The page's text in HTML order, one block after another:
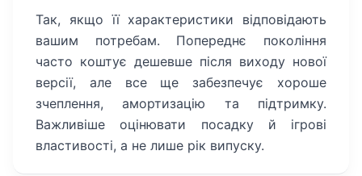
Так, якщо її характеристики відповідають
вашим потребам. Попереднє покоління
часто коштує дешевше після виходу нової
версії, але все ще забезпечує хороше
зчеплення, амортизацію та підтримку.
Важливіше оцінювати посадку й ігрові
властивості, а не лише рік випуску.